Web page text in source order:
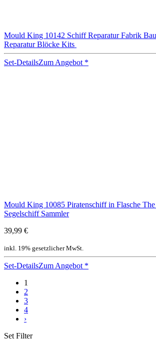
Mould King 10142 Schiff Reparatur Fabrik
Reparatur Blöcke Kits
Set-DetailsZum Angebot *
Mould King 10085 Piratenschiff in Flasche The
Segelschiff Sammler
39,99 €
inkl. 19% gesetzlicher MwSt.
Set-DetailsZum Angebot *
1
2
3
4
›
Set Filter